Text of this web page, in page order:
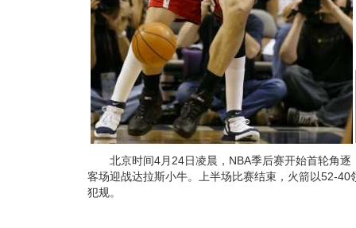
北京时间4月24日凌晨，NBA季后赛开始首轮角逐
客场迎战达拉斯小牛。上半场比赛结束，火箭以52-
犯规。